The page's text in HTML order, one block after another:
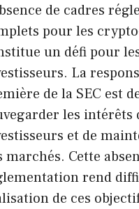
de cadres
pour les
un défi pour
La
de la SEC est
les intérêts
et de
marchés. Cette
rend
de ces